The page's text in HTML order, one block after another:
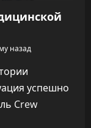
назад
успешно
Crew